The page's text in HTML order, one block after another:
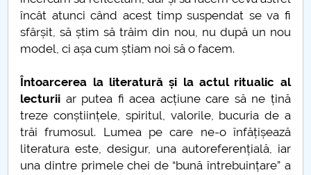
IOSUD/CSUD-Doctorate
Evenimente CUP
Accesibilitate pentru studenții cu dizabilități
Raportul Conducerii Centrului Universitar Pitești
încât atunci când acest timp suspendat se va fi
sfârșit, să știm să trăim din nou, nu după un nou
model, ci așa cum știam noi să o facem.
Întoarcerea la literatură și la actul ritualic al
lecturii ar putea fi acea acțiune care să ne țină
treze conștiințele, spiritul, valorile, bucuria de a
trăi frumosul. Lumea pe care ne-o înfățișează
literatura este, desigur, una autoreferențială, iar
una dintre primele chei de “bună întrebuințare” a